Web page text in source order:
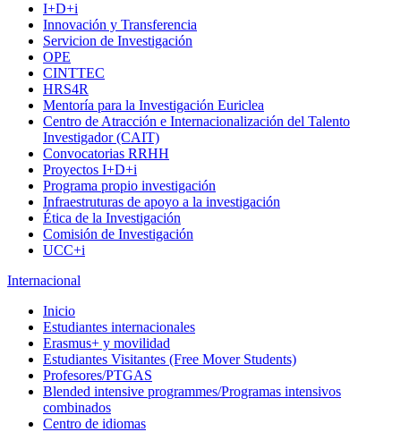
I+D+i
Innovación y Transferencia
Servicion de Investigación
OPE
CINTTEC
HRS4R
Mentoría para la Investigación Euriclea
Centro de Atracción e Internacionalización del Talento
Investigador (CAIT)
Convocatorias RRHH
Proyectos I+D+i
Programa propio investigación
Infraestruturas de apoyo a la investigación
Ética de la Investigación
Comisión de Investigación
UCC+i
Internacional
Inicio
Estudiantes internacionales
Erasmus+ y movilidad
Estudiantes Visitantes (Free Mover Students)
Profesores/PTGAS
Blended intensive programmes/Programas intensivos
combinados
Centro de idiomas